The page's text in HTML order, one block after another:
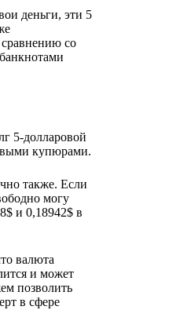
деньги, эти 5
со
5-долларовой
купюрами.
также. Если
могу
и 0,18942$ в
валюта
и может
позволить
в сфере